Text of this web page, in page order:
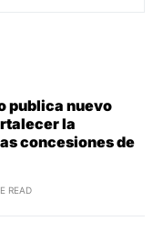
publica nuevo
la
concesiones de
READ